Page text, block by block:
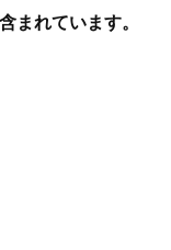
まれています。